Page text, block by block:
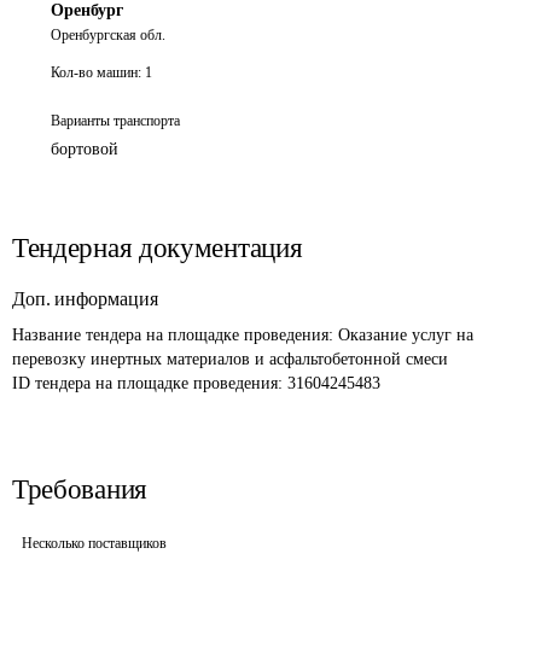
Оренбург
Оренбургская обл.
Кол-во машин: 1
Варианты транспорта
бортовой
Тендерная документация
Доп. информация
Название тендера на площадке проведения: Оказание услуг на
перевозку инертных материалов и асфальтобетонной смеси
ID тендера на площадке проведения: 31604245483
Требования
Несколько поставщиков